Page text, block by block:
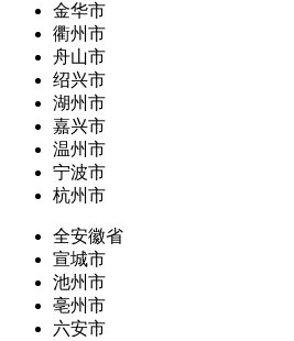
金华市
衢州市
舟山市
绍兴市
湖州市
嘉兴市
温州市
宁波市
杭州市
全安徽省
宣城市
池州市
亳州市
六安市